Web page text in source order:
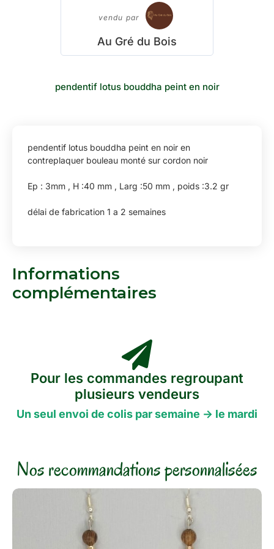
vendu par
Au Gré du Bois
pendentif lotus bouddha peint en noir
pendentif lotus bouddha peint en noir en
contreplaquer bouleau monté sur cordon noir
Ep : 3mm , H :40 mm , Larg :50 mm , poids :3.2 gr
délai de fabrication 1 a 2 semaines
Informations
complémentaires
Pour les commandes regroupant
plusieurs vendeurs
Un seul envoi de colis par semaine -> le mardi
Nos recommandations personnalisées